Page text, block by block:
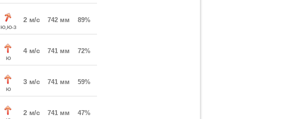
Ю,Ю-З
2 м/с 742 мм 89%
Ю
4 м/с 741 мм 72%
Ю
3 м/с 741 мм 59%
2 м/с 741 мм 47%